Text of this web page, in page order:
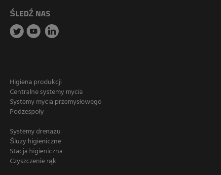
ŚLEDŹ NAS
Higiena produkcji
Centralne systemy mycia
Systemy mycia przemysłowego
Podzespoły
Systemy drenażu
Śluzy higieniczne
Stacja higieniczna
Czyszczenie rąk